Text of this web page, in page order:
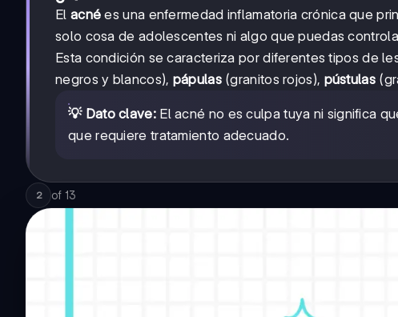
El acné es una enfermedad inflamatoria crónica que
solo cosa de adolescentes ni algo que puedas
Esta condición se caracteriza por diferentes tipos de
negros y blancos), pápulas(granitos rojos), pústulas
💡 Dato clave:El acné no es culpa tuya ni significa
que requiere tratamiento adecuado.
2 of 13